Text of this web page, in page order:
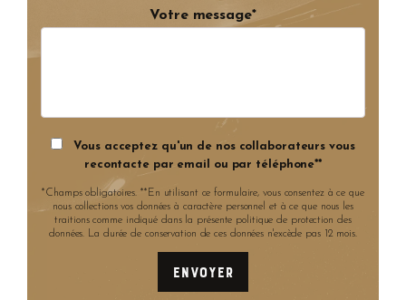
Votre message*
Vous acceptez qu'un de nos collaborateurs vous
recontacte par email ou par téléphone**
*Champs obligatoires. **En utilisant ce formulaire, vous consentez à ce que
nous collections vos données à caractère personnel et à ce que nous les
traitions comme indiqué dans la présente politique de protection des
données. La durée de conservation de ces données n'excède pas 12 mois.